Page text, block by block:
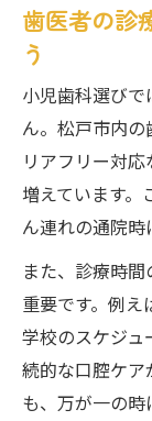
歯医者の診
う
小児歯科選び
ん。松戸市内
リアフリー対
増えています。
ん連れの通院時
また、診療時
重要です。例
学校のスケジ
続的な口腔ケ
も、万が一の時